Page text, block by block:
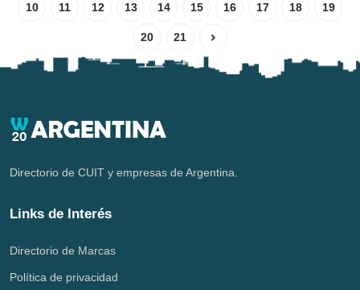
10 11 12 13 14 15 16 17 18 19
20 21
Directorio de CUIT y empresas de Argentina.
Links de Interés
Directorio de Marcas
Política de privacidad